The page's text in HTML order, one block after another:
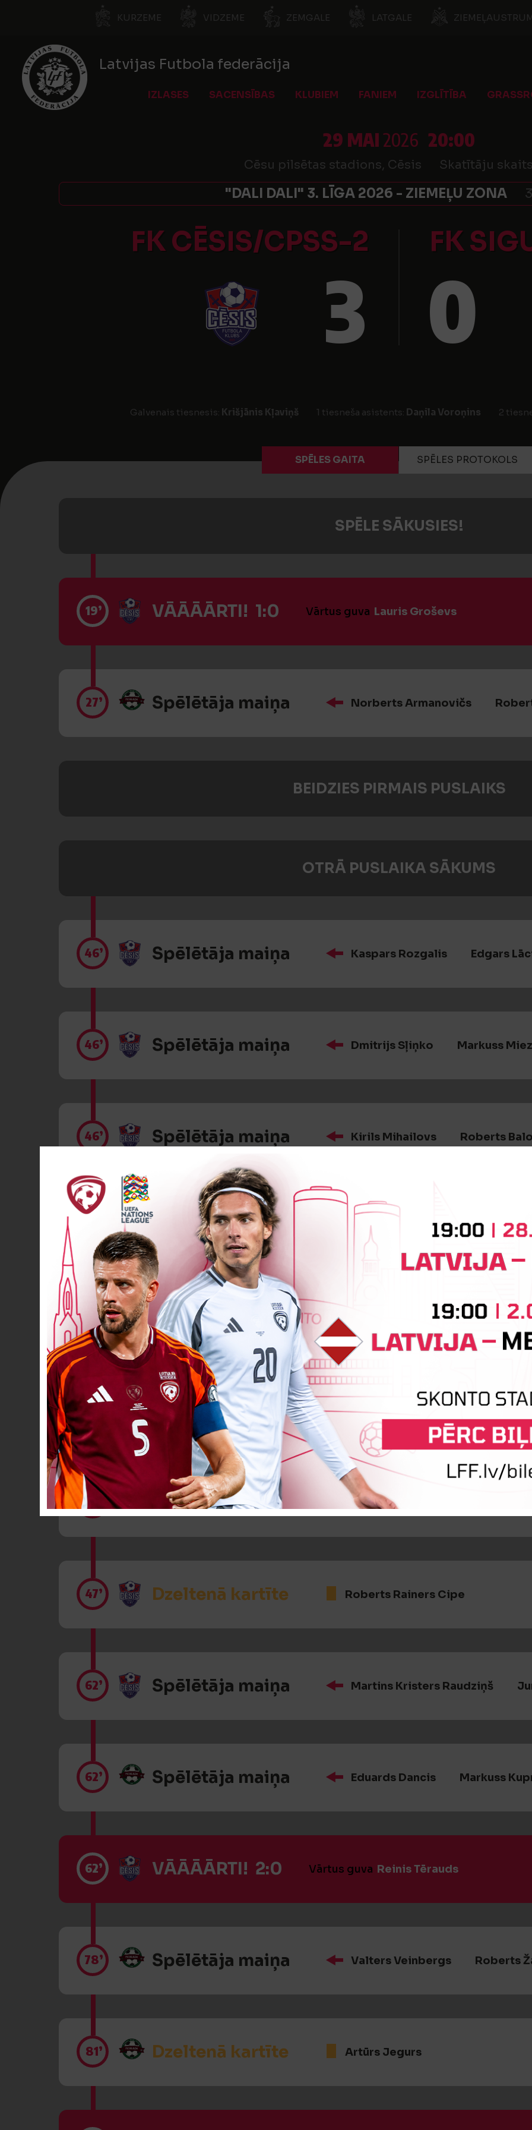
KURZEME VIDZEME ZEMGALE LATGALE
Latvijas Futbola federācija
IZLASES SACENSĪBAS KLUBIEM FANIEM IZGLĪTĪBA
29 MAI2026 20:00
Cēsu pilsētas stadions, Cēsis Skatītāju
"DALI DALI" 3. LĪGA 2026 - ZIEMEĻU ZONA
FK CĒSIS/CPSS-2 FK
3 0
Galvenais tiesnesis: Krišjānis Kļaviņš 1 tiesneša asistents: Daņila Voroņins 2
SPĒLES GAITA SPĒLES PROTOKOLS
SPĒLE SĀKUSIES!
19’ VĀĀĀĀRTI! 1:0 Vārtus guva Lauris Groševs
27’ Spēlētāja maiņa Norberts Armanovičs
BEIDZIES PIRMAIS PUSLAIKS
OTRĀ PUSLAIKA SĀKUMS
46’ Spēlētāja maiņa Kaspars Rozgalis Edgars
46’ Spēlētāja maiņa Dmitrijs Sļiņko Markuss
46’ Spēlētāja maiņa Kirils Mihailovs Roberts
Spēlētāja maiņa Regnārs Šteins Ričards
46’ Spēlētāja maiņa Rinalds Gnedlers Reinis
Spēlētāja maiņa Lauris Groševs
46’ Spēlētāja maiņa Ādams Janišs
47’ Dzeltenā kartīte Roberts Rainers Cipe
62’ Spēlētāja maiņa Martins Kristers Raudziņš
62’ Spēlētāja maiņa Eduards Dancis Markuss
62’ VĀĀĀĀRTI! 2:0 Vārtus guva Reinis Tērauds
78’ Spēlētāja maiņa Valters Veinbergs Roberts
81’ Dzeltenā kartīte Artūrs Jegurs